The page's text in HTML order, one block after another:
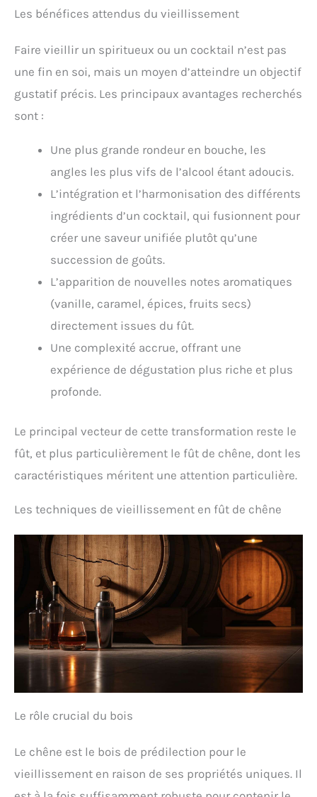
Les bénéfices attendus du vieillissement
Faire vieillir un spiritueux ou un cocktail n’est pas
une fin en soi, mais un moyen d’atteindre un objectif
gustatif précis. Les principaux avantages recherchés
sont :
Une plus grande rondeur en bouche, les
angles les plus vifs de l’alcool étant adoucis.
L’intégration et l’harmonisation des différents
ingrédients d’un cocktail, qui fusionnent pour
créer une saveur unifiée plutôt qu’une
succession de goûts.
L’apparition de nouvelles notes aromatiques
(vanille, caramel, épices, fruits secs)
directement issues du fût.
Une complexité accrue, offrant une
expérience de dégustation plus riche et plus
profonde.
Le principal vecteur de cette transformation reste le
fût, et plus particulièrement le fût de chêne, dont les
caractéristiques méritent une attention particulière.
Les techniques de vieillissement en fût de chêne
Le rôle crucial du bois
Le chêne est le bois de prédilection pour le
vieillissement en raison de ses propriétés uniques. Il